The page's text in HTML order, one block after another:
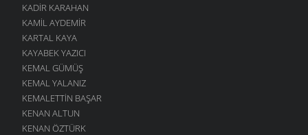
KADIR KARAHAN
KAMIL AYDEMIR
KARTAL KAYA
KAYABEK YAZICI
KEMAL GÜMÜŞ
KEMAL YALANIZ
KEMALETTIN BAŞAR
KENAN ALTUN
KENAN ÖZTÜRK